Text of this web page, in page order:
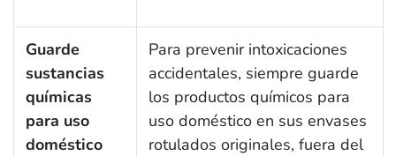
Guarde
sustancias
químicas
para uso
doméstico
Para prevenir intoxicaciones
accidentales, siempre guarde
los productos químicos para
uso doméstico en sus envases
rotulados originales, fuera del